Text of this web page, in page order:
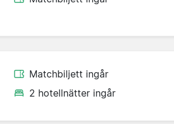
Matchbiljett ingår
2 hotellnätter ingår